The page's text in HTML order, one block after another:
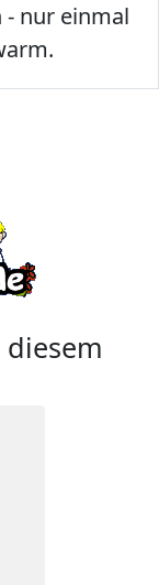
- nur einmal
diesem